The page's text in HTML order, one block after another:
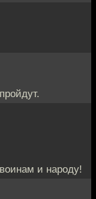
и народу!